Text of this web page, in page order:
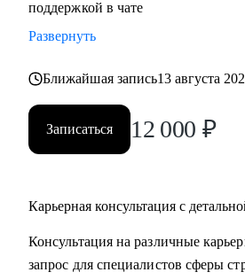
продающее резюме / LinkedIn
• Проведу mock-interview и дам
• Научу нетворчить эффективно и с
карьеры
• Для тех, кто только задумался о
в США (EB1-A, O1), расскажу о
организации для закрытия
поступления, а также проверкой
эссе, резюме, рекомендательные
поддержкой в чате
Развернуть
Ближайшая запись13 августа
Записаться 12 000 ₽
Карьерная консультация с
Консультация на различные
запрос для специалистов сферы